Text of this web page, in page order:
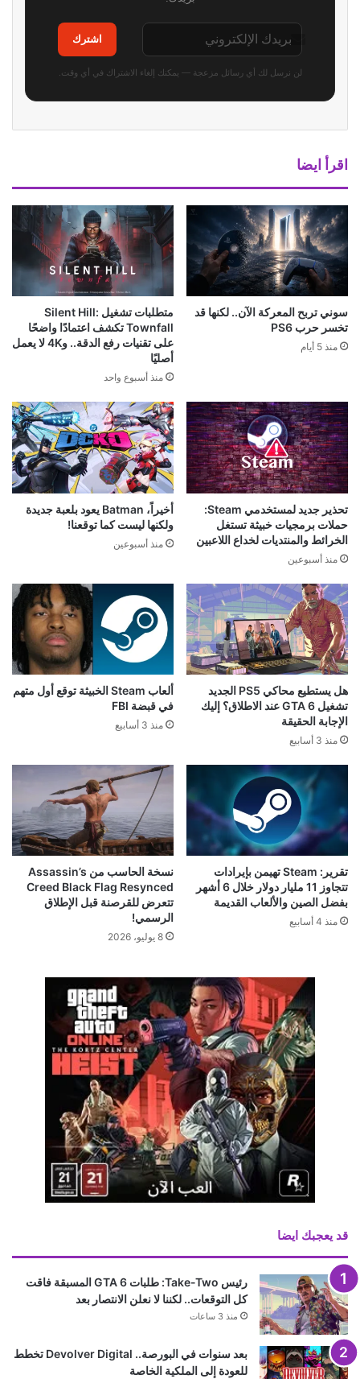
اشترك
لن نرسل لك أي رسائل مزعجة — يمكنك إلغاء الاشتراك في أي وقت.
اقرأ ايضا
سوني تربح المعركة الآن.. لكنها قد
تخسر حرب PS6
منذ 5 أيام
متطلبات تشغيل Silent Hill:
Townfall تكشف اعتمادًا واضحًا
على تقنيات رفع الدقة.. و4K لا يعمل
أصليًا
منذ أسبوع واحد
تحذير جديد لمستخدمي Steam:
حملات برمجيات خبيثة تستغل
الخرائط والمنتديات لخداع اللاعبين
منذ أسبوعين
أخيراً، Batman يعود بلعبة جديدة
ولكنها ليست كما توقعنا!
منذ أسبوعين
هل يستطيع محاكي PS5 الجديد
تشغيل GTA 6 عند الاطلاق؟ إليك
الإجابة الحقيقة
منذ 3 أسابيع
ألعاب Steam الخبيثة توقع أول متهم
في قبضة FBI
منذ 3 أسابيع
تقرير: Steam تهيمن بإيرادات
تتجاوز 11 مليار دولار خلال 6 أشهر
بفضل الصين والألعاب القديمة
منذ 4 أسابيع
نسخة الحاسب من Assassin’s
Creed Black Flag Resynced
تتعرض للقرصنة قبل الإطلاق
الرسمي!
8 يوليو، 2026
قد يعجبك ايضا
رئيس Take-Two: طلبات GTA 6 المسبقة فاقت
كل التوقعات.. لكننا لا نعلن الانتصار بعد
منذ 3 ساعات
بعد سنوات في البورصة.. Devolver Digital تخطط
للعودة إلى الملكية الخاصة